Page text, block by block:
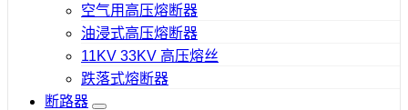
空气用高压熔断器
油浸式高压熔断器
11KV 33KV 高压熔丝
跌落式熔断器
断路器